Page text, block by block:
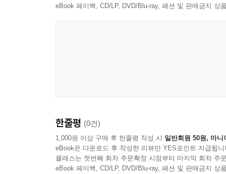
eBook 페이백, CD/LP, DVD/Blu-ray, 패션 및 판매금지 상
한줄평 (0건)
1,000원 이상 구매 후 한줄평 작성 시 일반회원 50원, 마니
eBook은 다운로드 후 작성한 리뷰만 YES포인트 지급됩니
클래스는 첫번째 회차 주문확정 시점부터 마지막 회차 주
eBook 페이백, CD/LP, DVD/Blu-ray, 패션 및 판매금지 상